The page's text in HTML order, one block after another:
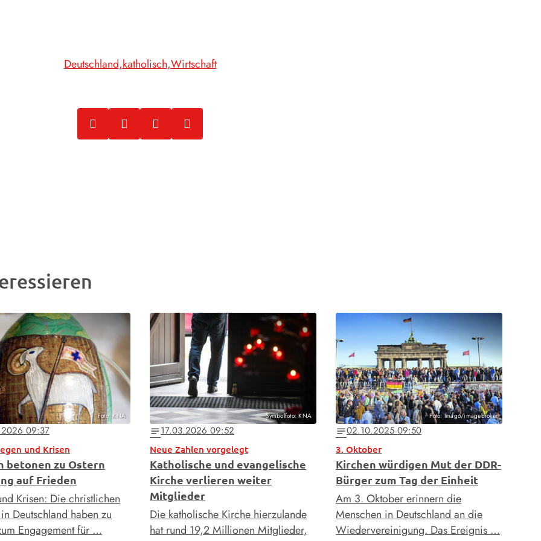
Deutschland katholisch Wirtschaft
Foto: KNA
09:37
und Krisen
betonen zu Ostern
auf Frieden
Krisen: Die christlichen
Deutschland haben zu
Engagement für …
Symbolfoto: KNA
notes17.03.2026 09:52
Neue Zahlen vorgelegt
Katholische und evangelische
Kirche verlieren weiter
Mitglieder
Die katholische Kirche hierzulande
hat rund 19,2 Millionen Mitglieder,
Foto: Imago/imagebroker
notes02.10.2025 09:50
3. Oktober
Kirchen würdigen Mut der DDR-
Bürger zum Tag der Einheit
Am 3. Oktober erinnern die
Menschen in Deutschland an die
Wiedervereinigung. Das Ereignis …